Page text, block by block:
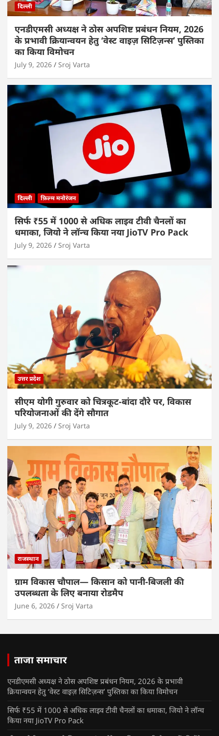
दिल्ली
एनडीएमसी अध्यक्ष ने ठोस अपशिष्ट प्रबंधन नियम, 2026
के प्रभावी क्रियान्वयन हेतु ‘वेस्ट वाइज़ सिटिज़न्स’ पुस्तिका
का किया विमोचन
July 9, 2026 Sroj Varta
दिल्ली फ़िल्म मनोरंजन
सिर्फ ₹55 में 1000 से अधिक लाइव टीवी चैनलों का
धमाका, जियो ने लॉन्च किया नया JioTV Pro Pack
July 9, 2026 Sroj Varta
उत्तर प्रदेश
सीएम योगी गुरुवार को चित्रकूट-बांदा दौरे पर, विकास
परियोजनाओं की देंगे सौगात
July 9, 2026 Sroj Varta
राजस्थान
ग्राम विकास चौपाल— किसान को पानी-बिजली की
उपलब्धता के लिए बनाया रोडमैप
June 6, 2026 Sroj Varta
ताजा समाचार
एनडीएमसी अध्यक्ष ने ठोस अपशिष्ट प्रबंधन नियम, 2026 के प्रभावी
क्रियान्वयन हेतु ‘वेस्ट वाइज़ सिटिज़न्स’ पुस्तिका का किया विमोचन
सिर्फ ₹55 में 1000 से अधिक लाइव टीवी चैनलों का धमाका, जियो ने लॉन्च
किया नया JioTV Pro Pack